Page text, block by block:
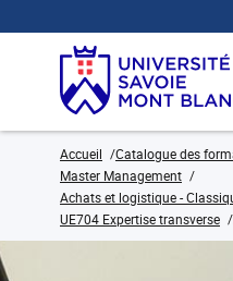
Accueil Catalogue des
Master Management
Achats et logistique -
UE704 Expertise transverse